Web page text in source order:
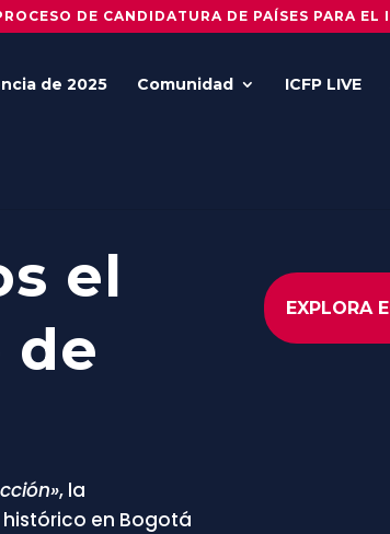
DE CANDIDATURA DE PAÍSES PARA EL
de 2025 Comunidad ICFP LIVE
el
de
, la
histórico en Bogotá
EXPLORA